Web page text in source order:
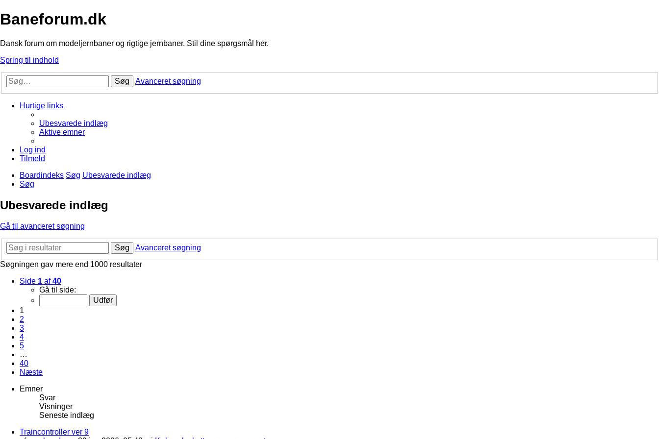
Baneforum.dk
Dansk forum om modeljernbaner og rigtige jernbaner. Stil dine spørgsmål her.
Spring til indhold
Søg Avanceret søgning
Hurtige links
Ubesvarede indlæg
Aktive emner
Log ind
Tilmeld
Boardindeks Søg Ubesvarede indlæg
Søg
Ubesvarede indlæg
Gå til avanceret søgning
Søg
Avanceret søgning
Søgningen gav mere end 1000 resultater
Side 1 af40
Gå til side:
1
2
3
4
5
…
40
Næste
Emner
Svar
Visninger
Seneste indlæg
Traincontroller ver 9